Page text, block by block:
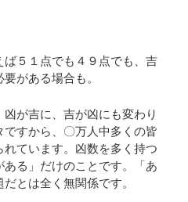
ば５１点でも４９点でも、吉
がある場合も。
が吉に、吉が凶にも変わり
すから、〇万人中多くの皆
ています。凶数を多く持つ
る」だけのことです。「あ
とは全く無関係です。